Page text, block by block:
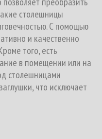
столешницы
С помощью
и качественно
того, есть
в помещении или на
столешницами
что исключает